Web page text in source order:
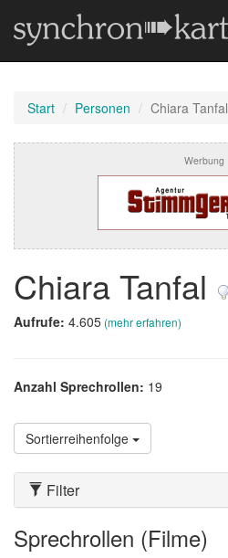
Start Personen Chiara Tanfal
Werbung
Chiara Tanfal
Aufrufe: 4.605(mehr erfahren)
Anzahl Sprechrollen: 19
Sortierreihenfolge
Filter
Sprechrollen (Filme)